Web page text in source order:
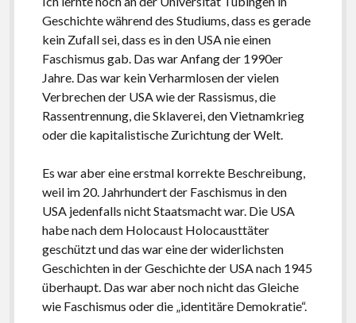
Geschichte während des Studiums, dass es gerade
kein Zufall sei, dass es in den USA nie einen
Faschismus gab. Das war Anfang der 1990er
Jahre. Das war kein Verharmlosen der vielen
Verbrechen der USA wie der Rassismus, die
Rassentrennung, die Sklaverei, den Vietnamkrieg
oder die kapitalistische Zurichtung der Welt.
Es war aber eine erstmal korrekte Beschreibung,
weil im 20. Jahrhundert der Faschismus in den
USA jedenfalls nicht Staatsmacht war. Die USA
habe nach dem Holocaust Holocausttäter
geschützt und das war eine der widerlichsten
Geschichten in der Geschichte der USA nach 1945
überhaupt. Das war aber noch nicht das Gleiche
wie Faschismus oder die „identitäre Demokratie“.